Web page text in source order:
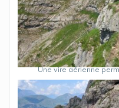
Une vire aérienne